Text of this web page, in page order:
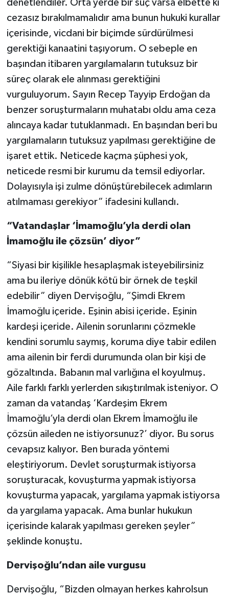
denetlendiler. Orta yerde bir suç varsa elbette ki
cezasız bırakılmamalıdır ama bunun hukuki kurallar
içerisinde, vicdani bir biçimde sürdürülmesi
gerektiği kanaatini taşıyorum. O sebeple en
başından itibaren yargılamaların tutuksuz bir
süreç olarak ele alınması gerektiğini
vurguluyorum. Sayın Recep Tayyip Erdoğan da
benzer soruşturmaların muhatabı oldu ama ceza
alıncaya kadar tutuklanmadı. En başından beri bu
yargılamaların tutuksuz yapılması gerektiğine de
işaret ettik. Neticede kaçma şüphesi yok,
neticede resmi bir kurumu da temsil ediyorlar.
Dolayısıyla işi zulme dönüştürebilecek adımların
atılmaması gerekiyor” ifadesini kullandı.
“Vatandaşlar ‘İmamoğlu’yla derdi olan
İmamoğlu ile çözsün’ diyor”
“Siyasi bir kişilikle hesaplaşmak isteyebilirsiniz
ama bu ileriye dönük kötü bir örnek de teşkil
edebilir” diyen Dervişoğlu, “Şimdi Ekrem
İmamoğlu içeride. Eşinin abisi içeride. Eşinin
kardeşi içeride. Ailenin sorunlarını çözmekle
kendini sorumlu saymış, koruma diye tabir edilen
ama ailenin bir ferdi durumunda olan bir kişi de
gözaltında. Babanın mal varlığına el koyulmuş.
Aile farklı farklı yerlerden sıkıştırılmak isteniyor. O
zaman da vatandaş ‘Kardeşim Ekrem
İmamoğlu’yla derdi olan Ekrem İmamoğlu ile
çözsün aileden ne istiyorsunuz?’ diyor. Bu sorus
cevapsız kalıyor. Ben burada yöntemi
eleştiriyorum. Devlet soruşturmak istiyorsa
soruşturacak, kovuşturma yapmak istiyorsa
kovuşturma yapacak, yargılama yapmak istiyorsa
da yargılama yapacak. Ama bunlar hukukun
içerisinde kalarak yapılması gereken şeyler”
şeklinde konuştu.
Dervişoğlu’ndan aile vurgusu
Dervişoğlu, “Bizden olmayan herkes kahrolsun